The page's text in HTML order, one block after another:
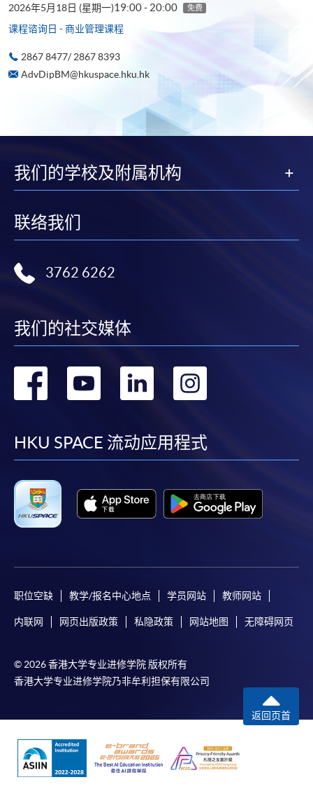
2026年5月18日 (星期一)19:00 - 20:00 免费
课程谘询日 - 商业管理课程
2867 8477/ 2867 8393
AdvDipBM@hkuspace.hku.hk
我们的学校及附属机构
联络我们
3762 6262
我们的社交媒体
转
facebook
转
youtube
转
linkedin
转
HKU SPACE 流动应用程式
职位空缺 教学/报名中心地点 学员网站 教师网站
内联网 网页出版政策 私隐政策 网站地图 无障碍网页
© 2026 香港大学专业进修学院 版权所有
香港大学专业进修学院乃非牟利担保有限公司
返回页首